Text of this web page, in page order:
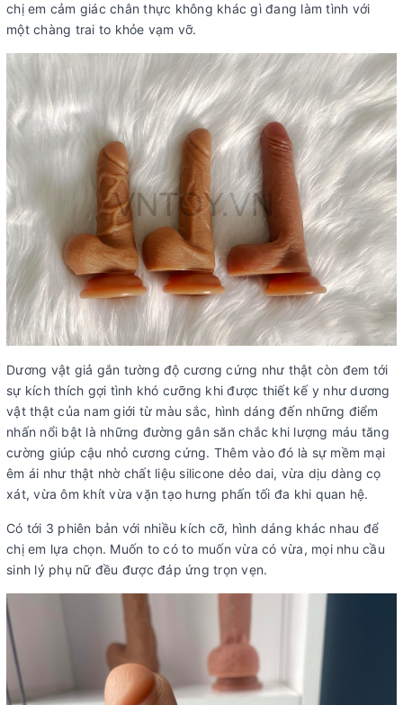
chị em cảm giác chân thực không khác gì đang làm tình với
một chàng trai to khỏe vạm vỡ.
Dương vật giả gắn tường độ cương cứng như thật còn đem tới
sự kích thích gợi tình khó cưỡng khi được thiết kế y như dương
vật thật của nam giới từ màu sắc, hình dáng đến những điểm
nhấn nổi bật là những đường gân săn chắc khi lượng máu tăng
cường giúp cậu nhỏ cương cứng. Thêm vào đó là sự mềm mại
êm ái như thật nhờ chất liệu silicone dẻo dai, vừa dịu dàng cọ
xát, vừa ôm khít vừa vặn tạo hưng phấn tối đa khi quan hệ.
Có tới 3 phiên bản với nhiều kích cỡ, hình dáng khác nhau để
chị em lựa chọn. Muốn to có to muốn vừa có vừa, mọi nhu cầu
sinh lý phụ nữ đều được đáp ứng trọn vẹn.